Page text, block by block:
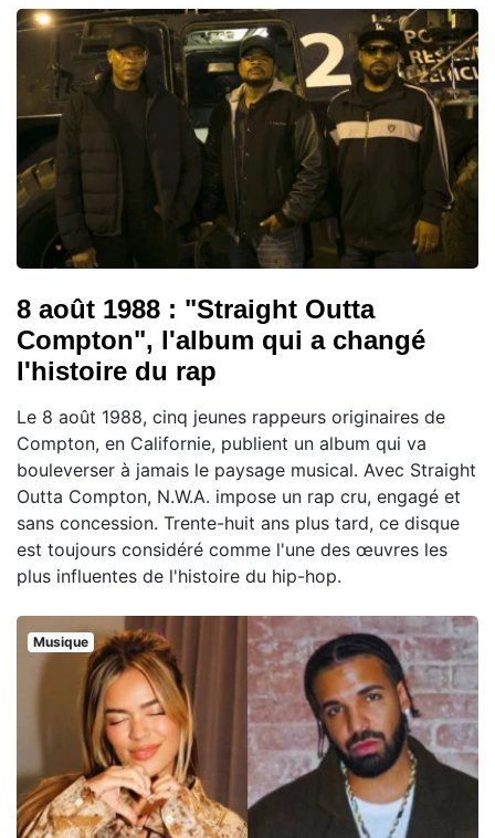
8 août 1988 : "Straight Outta
Compton", l'album qui a changé
l'histoire du rap
Le 8 août 1988, cinq jeunes rappeurs originaires de
Compton, en Californie, publient un album qui va
bouleverser à jamais le paysage musical. Avec Straight
Outta Compton, N.W.A. impose un rap cru, engagé et
sans concession. Trente-huit ans plus tard, ce disque
est toujours considéré comme l'une des œuvres les
plus influentes de l'histoire du hip-hop.
Musique